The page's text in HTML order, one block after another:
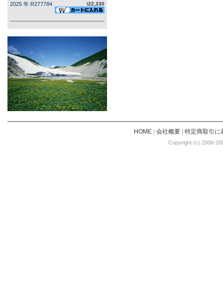
2025 年 R277784
\22,330
HOME| 会社概要| 特定商取引に
Copyright (c) 2006-